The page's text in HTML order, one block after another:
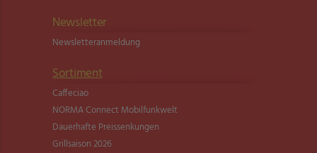
Newsletter
Newsletter­anmeldung
Sortiment
Caffeciao
NORMA Connect Mobilfunkwelt
Dauerhafte Preissenkungen
Grillsaison 2026